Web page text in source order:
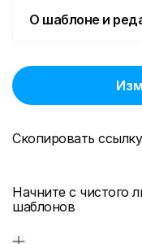
О шаблоне и
Скопировать
Начните с чистого
шаблонов